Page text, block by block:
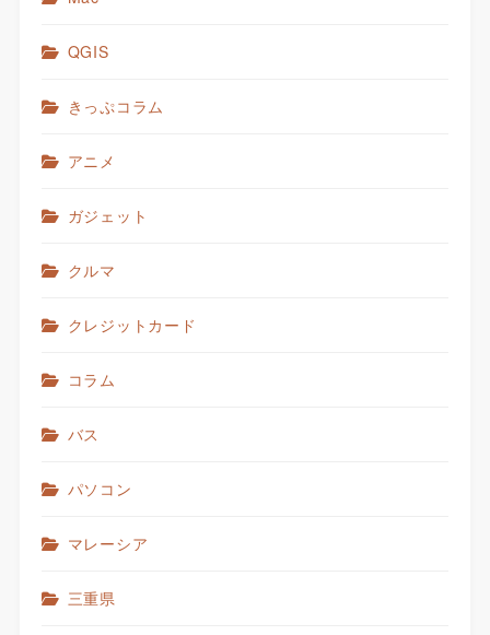
QGIS
きっぷコラム
アニメ
ガジェット
クルマ
クレジットカード
コラム
バス
パソコン
マレーシア
三重県